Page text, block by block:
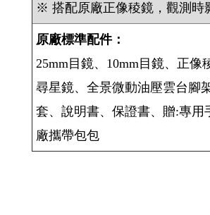
※ 搭配原廠正像稜鏡，觀測時
原廠標準配件：
25mm目鏡、10mm目鏡、正像
尋星鏡、全景微動油壓雲台腳
套、說明書、保證書、贈:專用
廠攜帶包包